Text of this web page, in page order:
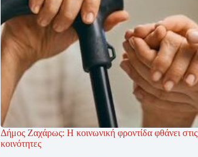
Δήμος Ζαχάρως: Η κοινωνική φροντίδα φθάνει στις
κοινότητες